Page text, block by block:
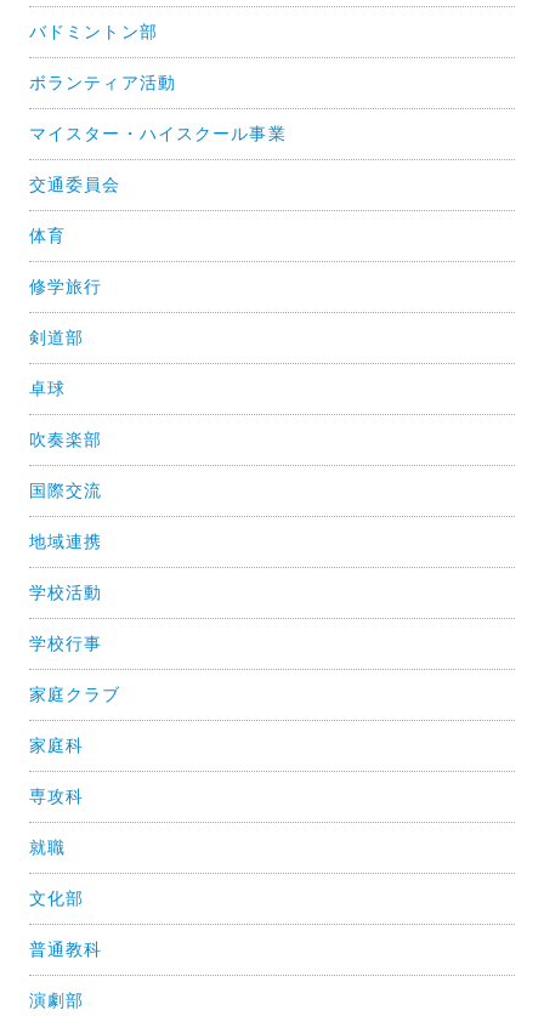
バドミントン部
ボランティア活動
マイスター・ハイスクール事業
交通委員会
体育
修学旅行
剣道部
卓球
吹奏楽部
国際交流
地域連携
学校活動
学校行事
家庭クラブ
家庭科
専攻科
就職
文化部
普通教科
演劇部